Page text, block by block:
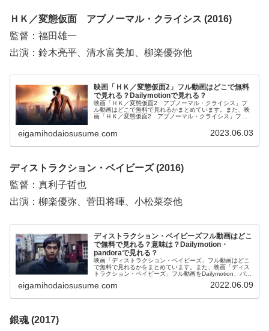
ＨＫ／変態仮面 アブノーマル・クライシス (2016)
監督：福田雄一
出演：鈴木亮平、清水富美加、柳楽優弥他
映画「ＨＫ／変態仮面2」フル動画はどこで無料
で見れる？Dailymotionで見れる？
映画「ＨＫ／変態仮面2 アブノーマル・クライシス」フ
ル動画はどこで無料で見れるかまとめています。また、映
画「ＨＫ／変態仮面2 アブノーマル・クライシス」フル
そして、映画「ＨＫ／変態仮面2 アブノーマル・クライ
シス」の作品情報・あらすじ・感想についてもお伝えして
eigamihodaiosusume.com 2023.06.03
ディストラクション・ベイビーズ (2016)
監督：真利子哲也
出演：柳楽優弥、菅田将暉、小松菜奈他
ディストラクション・ベイビーズフル動画はどこ
で無料で見れる？意味は？Dailymotion・
pandoraで見れる？
映画「ディストラクション・ベイビーズ」フル動画はどこ
で無料で見れるかをまとめています。また、映画「ディス
トラクション・ベイビーズ」フル動画をDailymotion、パン
「ディストラクション・ベイビーズ」の作品情報・あらす
ビス選びや映画本編を見る前の予備知識として役立ててく
eigamihodaiosusume.com 2022.06.09
銀魂 (2017)